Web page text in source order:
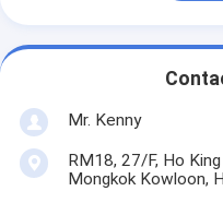
Mr. Kenny
RM18, 27/F, Ho
Mongkok Kowloon,